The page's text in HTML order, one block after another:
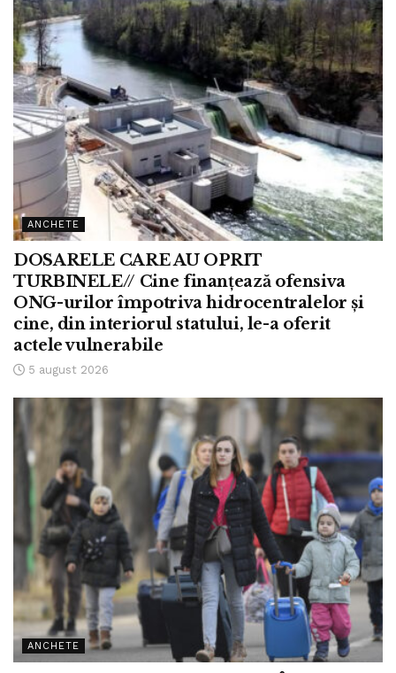
ANCHETE
DOSARELE CARE AU OPRIT
TURBINELE// Cine finanțează ofensiva
ONG-urilor împotriva hidrocentralelor și
cine, din interiorul statului, le-a oferit
actele vulnerabile
5 august 2026
ANCHETE